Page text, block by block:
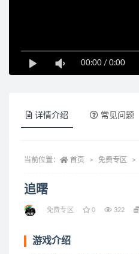
00:00 / 0:00
详情介绍 常见问题
当前位置： 首页 免费专区
追曙
免费专区 0 322
游戏介绍